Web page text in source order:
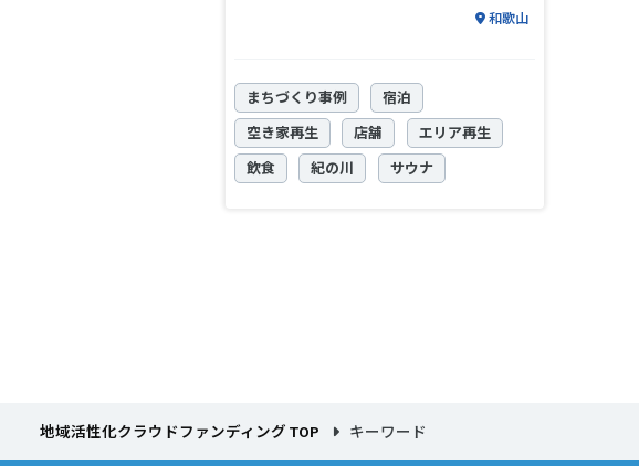
和歌山
まちづくり事例 宿泊
空き家再生 店舗 エリア再生
飲食 紀の川 サウナ
地域活性化クラウドファンディング TOP キーワード